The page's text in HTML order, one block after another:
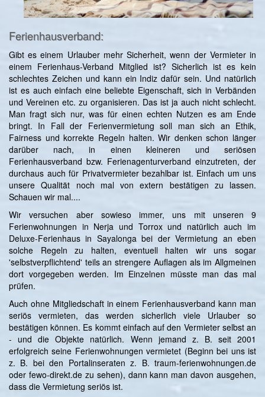
Ferienhausverband:
Gibt es einem Urlauber mehr Sicherheit, wenn der Vermieter in
einem Ferienhaus-Verband Mitglied ist? Sicherlich ist es kein
schlechtes Zeichen und kann ein Indiz dafür sein. Und natürlich
ist es auch einfach eine beliebte Eigenschaft, sich in Verbänden
und Vereinen etc. zu organisieren. Das ist ja auch nicht schlecht.
Man fragt sich nur, was für einen echten Nutzen es am Ende
bringt. In Fall der Ferienvermietung soll man sich an Ethik,
Fairness und korrekte Regeln halten. Wir denken schon länger
darüber nach, in einen kleineren und seriösen
Ferienhausverband bzw. Ferienagenturverband einzutreten, der
durchaus auch für Privatvermieter bezahlbar ist. Einfach um uns
unsere Qualität noch mal von extern bestätigen zu lassen.
Schauen wir mal....
Wir versuchen aber sowieso immer, uns mit unseren 9
Ferienwohnungen in Nerja und Torrox und natürlich auch im
Deluxe-Ferienhaus in Sayalonga bei der Vermietung an eben
solche Regeln zu halten, eventuell halten wir uns sogar
'selbstverpflichtend' teils an strengere Auflagen als im Allgmeinen
dort vorgegeben werden. Im Einzelnen müsste man das mal
prüfen.
Auch ohne Mitgliedschaft in einem Ferienhausverband kann man
seriös vermieten, das werden sicherlich viele Urlauber so
bestätigen können. Es kommt einfach auf den Vermieter selbst an
- und die Objekte natürlich. Wenn jemand z. B. seit 2001
erfolgreich seine Ferienwohnungen vermietet (Beginn bei uns ist
z. B. bei den Portalinseraten z. B. traum-ferienwohnungen.de
oder fewo-direkt.de zu sehen), dann kann man davon ausgehen,
dass die Vermietung seriös ist.